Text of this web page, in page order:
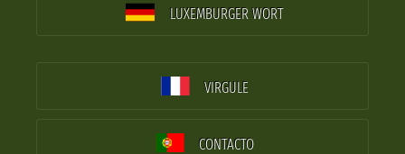
LUXEMBURGER WORT
VIRGULE
CONTACTO